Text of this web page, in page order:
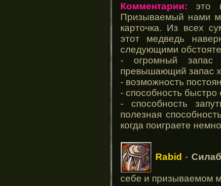
Комментарии: это
Призываемый нами
карточка. Из всех
этот медведь
следующими
- огромный запас
превышающий запас
- возможность
- способность быстро
- способность
полезная
когда поиграете
Rabid -
себе и призываемом